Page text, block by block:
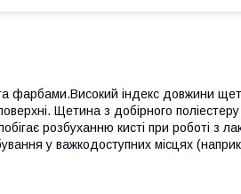
фарбами.Високий індекс довжини
Щетина з добірного поліестеру
розбуханню кисті при роботі з
у важкодоступних місцях